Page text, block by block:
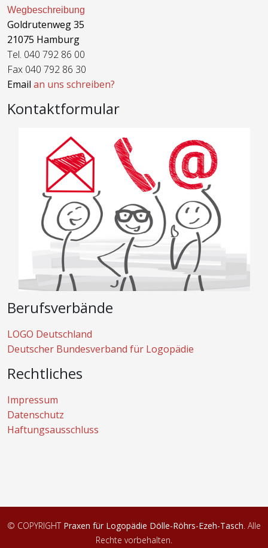
Wegbeschreibung
Goldrutenweg 35
21075 Hamburg
Tel. 040 792 86 00
Fax 040 792 86 30
Email an uns schreiben?
Kontaktformular
Berufsverbände
LOGO Deutschland
Deutscher Bundesverband für Logopädie
Rechtliches
Impressum
Datenschutz
Haftungsausschluss
© COPYRIGHT Praxen für Logopädie Dölle-Röhrs-Ezeh-Tasch. Alle
Rechte vorbehalten.